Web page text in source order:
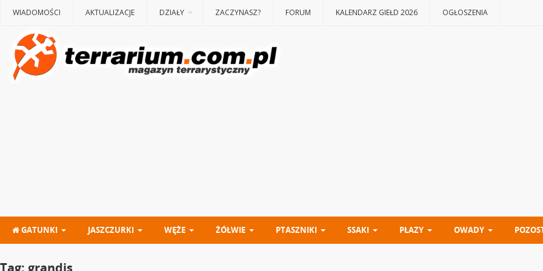
WIADOMOŚCI AKTUALIZACJE DZIAŁY ZACZYNASZ? FORUM KALENDARZ GIEŁD 2026 OGŁOSZENIA
GATUNKI JASZCZURKI WĘŻE ŻÓŁWIE PTASZNIKI SSAKI PŁAZY OWADY
Tag: grandis